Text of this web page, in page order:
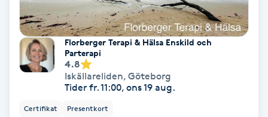
Skäggfärgning
Skäggklippning
Skäggtrimmning
Skönhet
Florberger Terapi & Hälsa Enskild och
Parterapi
4.8
Iskällareliden, Göteborg
Tider fr. 11:00, ons 19 aug.
Certifikat Presentkort